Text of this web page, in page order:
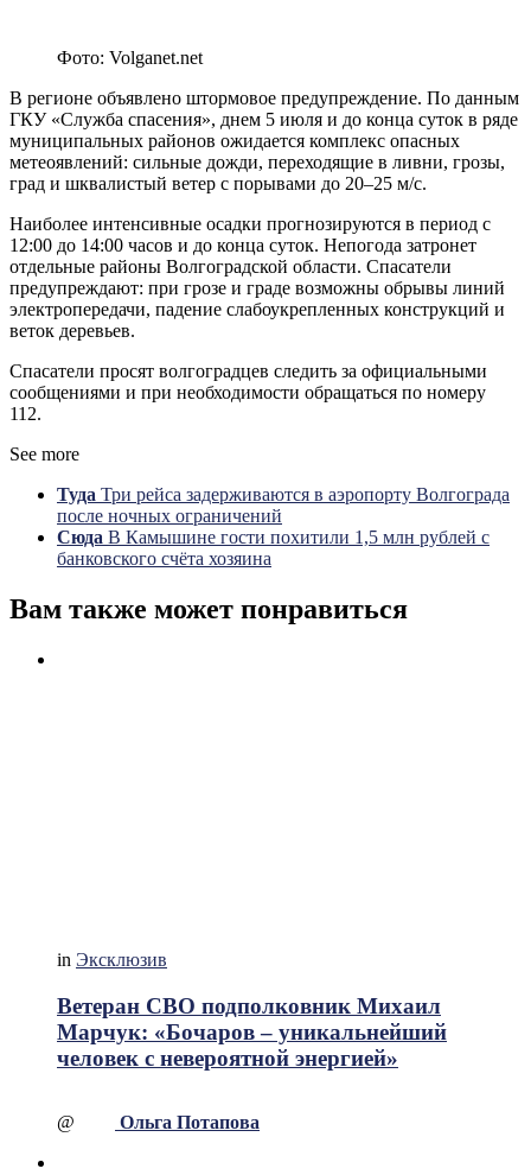
Фото: Volganet.net
В регионе объявлено штормовое предупреждение. По данным
ГКУ «Служба спасения», днем 5 июля и до конца суток в ряде
муниципальных районов ожидается комплекс опасных
метеоявлений: сильные дожди, переходящие в ливни, грозы,
град и шквалистый ветер с порывами до 20–25 м/с.
Наиболее интенсивные осадки прогнозируются в период с
12:00 до 14:00 часов и до конца суток. Непогода затронет
отдельные районы Волгоградской области. Спасатели
предупреждают: при грозе и граде возможны обрывы линий
электропередачи, падение слабоукрепленных конструкций и
веток деревьев.
Спасатели просят волгоградцев следить за официальными
сообщениями и при необходимости обращаться по номеру
112.
See more
Туда Три рейса задерживаются в аэропорту Волгограда
после ночных ограничений
Сюда В Камышине гости похитили 1,5 млн рублей с
банковского счёта хозяина
Вам также может понравиться
in Эксклюзив
Ветеран СВО подполковник Михаил
Марчук: «Бочаров – уникальнейший
человек с невероятной энергией»
@ Ольга Потапова